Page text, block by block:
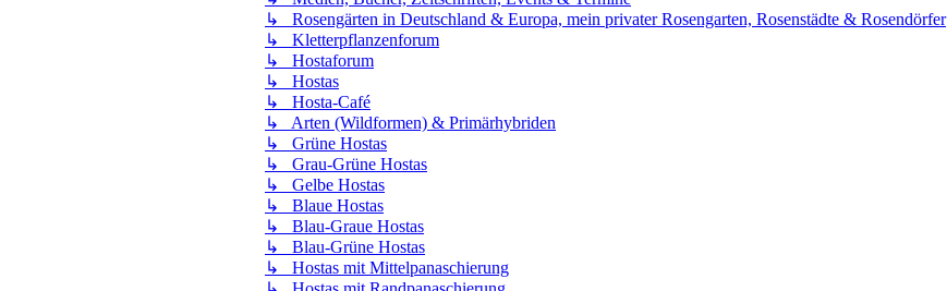
↳ Rosengärten in Deutschland & Europa, mein privater Rosengarten, Rosenstädte & Rosendörfer
↳ Kletterpflanzenforum
↳ Hostaforum
↳ Hostas
↳ Hosta-Café
↳ Arten (Wildformen) & Primärhybriden
↳ Grüne Hostas
↳ Grau-Grüne Hostas
↳ Gelbe Hostas
↳ Blaue Hostas
↳ Blau-Graue Hostas
↳ Blau-Grüne Hostas
↳ Hostas mit Mittelpanaschierung